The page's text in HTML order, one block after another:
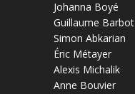
Johanna Boyé
Guillaume Barbot
Simon Abkarian
Éric Métayer
Alexis Michalik
Anne Bouvier